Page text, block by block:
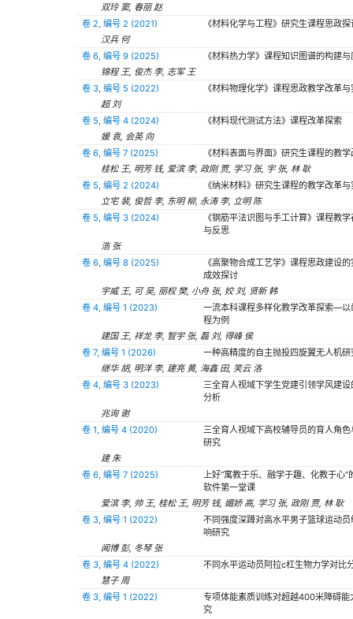
双玲 窦, 春丽 赵
卷 2, 编号 2 (2021)
《材料化学与工程》研究生课程思政探
汉兵 何
卷 6, 编号 9 (2025)
《材料热力学》课程知识图谱的构建与
锦程 王, 俊杰 李, 志军 王
卷 3, 编号 5 (2022)
《材料物理化学》课程思政教学改革与
超 刘
卷 5, 编号 4 (2024)
《材料现代测试方法》课程改革探索
媛 袁, 会英 向
卷 6, 编号 7 (2025)
《材料表面与界面》研究生课程的教
桂松 王, 明芳 钱, 爱滨 李, 政刚 贾, 学习 张, 宇 张, 林 耿
卷 5, 编号 2 (2024)
《纳米材料》研究生课程的教学改革与
立宅 裴, 俊哲 李, 东明 柳, 永涛 李, 立明 陈
卷 5, 编号 3 (2024)
《钢筋平法识图与手工计算》课程教
与反思
浩 张
卷 6, 编号 8 (2025)
《高聚物合成工艺学》课程思政建设
成效探讨
宇威 王, 可 吴, 丽权 樊, 小舟 张, 姣 刘, 贤新 韩
卷 4, 编号 1 (2023)
一流本科课程多样化教学改革探索—以
程为例
建国 王, 祥龙 李, 智宇 张, 磊 刘, 得峰 侯
卷 7, 编号 1 (2026)
一种高精度的自主抛投四旋翼无人机研
继华 胡, 明洋 李, 建亮 黄, 海鑫 田, 笑云 洛
卷 4, 编号 3 (2023)
三全育人视域下学生党建引领学风建
分析
兆询 谢
卷 1, 编号 4 (2020)
三全育人视域下高校辅导员的育人角
研究
建 朱
卷 6, 编号 7 (2025)
上好“寓教于乐、融学于趣、化教于心”
软件第一堂课
爱滨 李, 帅 王, 桂松 王, 明芳 钱, 媚娇 高, 学习 张, 政刚 贾, 林 耿
卷 3, 编号 1 (2022)
不同强度深蹲对高水平男子篮球运动员
响研究
闻博 彭, 冬琴 张
卷 3, 编号 4 (2022)
不同水平运动员阿拉c杠生物力学对比
慧子 周
卷 3, 编号 1 (2022)
专项体能素质训练对超越400米障碍能
究